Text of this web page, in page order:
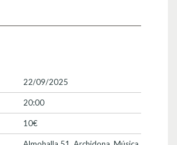
22/09/2025
20:00
10€